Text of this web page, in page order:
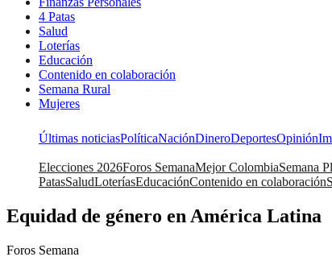
4 Patas
Salud
Loterías
Educación
Contenido en colaboración
Semana Rural
Mujeres
Últimas noticiasPolíticaNaciónDineroDeportesOpinión
Elecciones 2026Foros SemanaMejor ColombiaSemana
PatasSaludLoteríasEducaciónContenido en colaboración
Equidad de género en América Latina
Foros Semana